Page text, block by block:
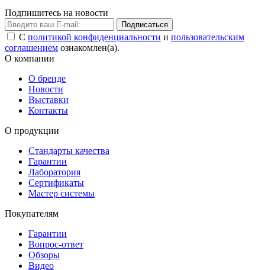
Подпишитесь на новости
Подписаться
С политикой конфиденциальности и пользовательским
соглашением ознакомлен(а).
О компании
О бренде
Новости
Выставки
Контакты
О продукции
Стандарты качества
Гарантии
Лаборатория
Сертификаты
Мастер системы
Покупателям
Гарантии
Вопрос-ответ
Обзоры
Видео